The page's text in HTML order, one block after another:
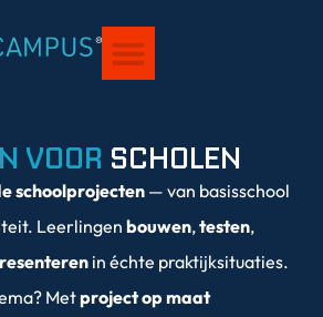
VOOR SCHOLEN
schoolprojecten — van basisschool
Leerlingen bouwen,testen,
in échte praktijksituaties.
Metproject op maat